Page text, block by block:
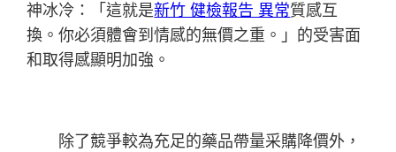
神冰冷：「這就是新竹 健檢報告 異常質感互
換。你必須體會到情感的無價之重。」的受害面
和取得感顯明加強。
除了競爭較為充足的藥品帶量采購降價外，